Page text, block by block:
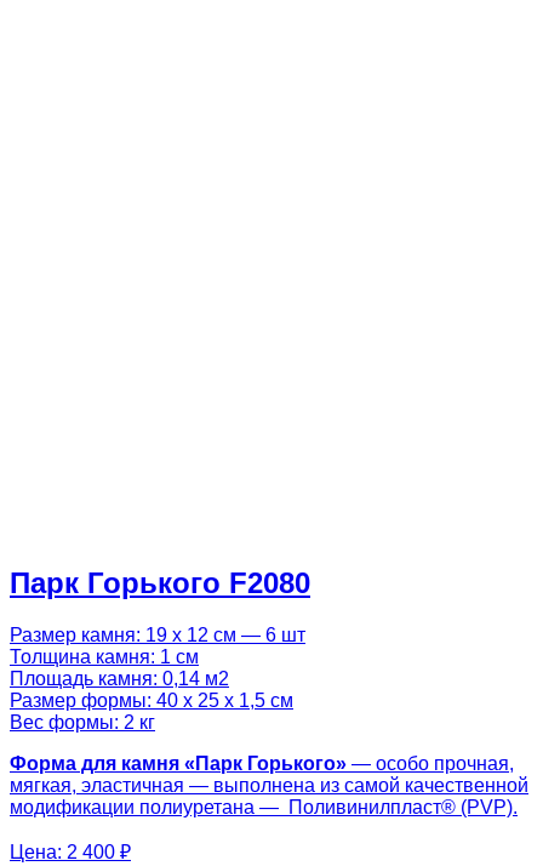
Парк Горького F2080
Размер камня: 19 х 12 см — 6 шт
Толщина камня: 1 см
Площадь камня: 0,14 м2
Размер формы: 40 х 25 х 1,5 см
Вес формы: 2 кг
Форма для камня «Парк Горького» — особо прочная,
мягкая, эластичная — выполнена из самой качественной
модификации полиуретана — Поливинилпласт® (PVP).
Цена: 2 400 ₽